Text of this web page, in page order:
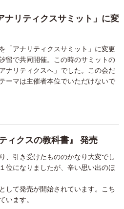
ナリティクスサミット」に変
「アナリティクスサミット」に変更
留で共同開催。この時のサミットの
ナリティクスへ」でした。この会だ
ーマは主催者本位でいただけないで
ィクスの教科書』 発売
、引き受けたもののかなり大変でし
位になりましたが、辛い思い出のほ
して発売が開始されています。こち
います。